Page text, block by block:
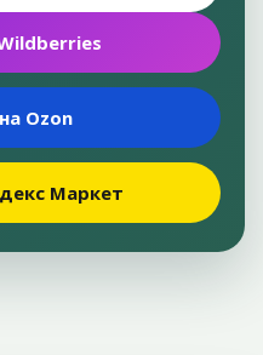
Ozon
Маркет